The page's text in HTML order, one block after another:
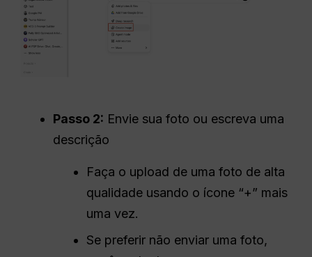
Passo 2: Envie sua foto ou escreva uma
descrição
Faça o upload de uma foto de alta
qualidade usando o ícone “+” mais
uma vez.
Se preferir não enviar uma foto,